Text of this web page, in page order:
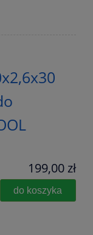
199,00 zł
do koszyka